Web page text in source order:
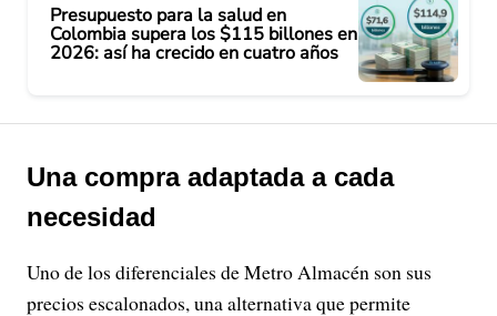
Presupuesto para la salud en
Colombia supera los $115 billones en
2026: así ha crecido en cuatro años
Una compra adaptada a cada
necesidad
Uno de los diferenciales de Metro Almacén son sus
precios escalonados, una alternativa que permite